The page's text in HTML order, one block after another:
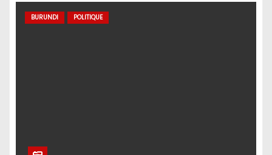
BURUNDI POLITIQUE